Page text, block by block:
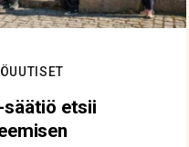
säätiö etsii